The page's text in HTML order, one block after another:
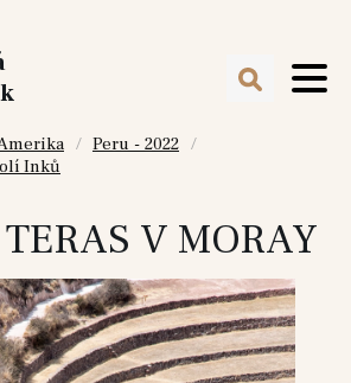
Peru - 2022
Inků
V MORAY